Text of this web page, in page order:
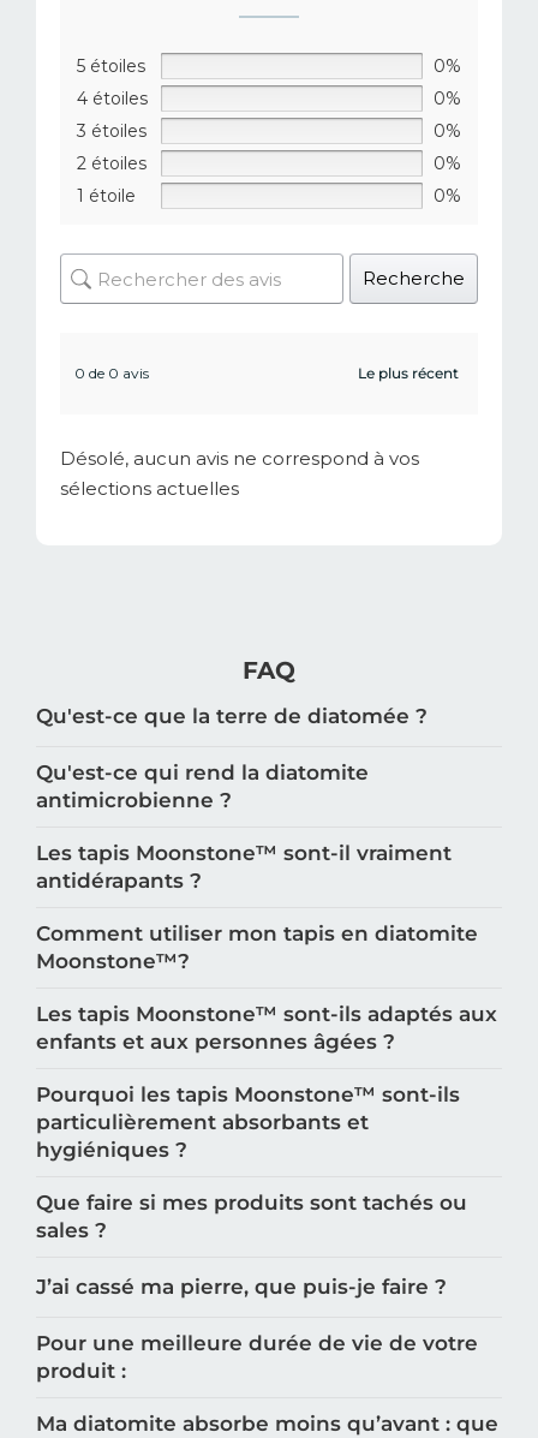
5 étoiles
0%
4 étoiles
0%
3 étoiles
0%
2 étoiles
0%
1 étoile
0%
Recherche
0 de 0 avis
Désolé, aucun avis ne correspond à vos
sélections actuelles
FAQ
Qu'est-ce que la terre de diatomée ?
Qu'est-ce qui rend la diatomite
antimicrobienne ?
Les tapis Moonstone™️ sont-il vraiment
antidérapants ?
Comment utiliser mon tapis en diatomite
Moonstone™️?
Les tapis Moonstone™️ sont-ils adaptés aux
enfants et aux personnes âgées ?
Pourquoi les tapis Moonstone™️ sont-ils
particulièrement absorbants et
hygiéniques ?
Que faire si mes produits sont tachés ou
sales ?
J’ai cassé ma pierre, que puis-je faire ?
Pour une meilleure durée de vie de votre
produit :
Ma diatomite absorbe moins qu’avant : que